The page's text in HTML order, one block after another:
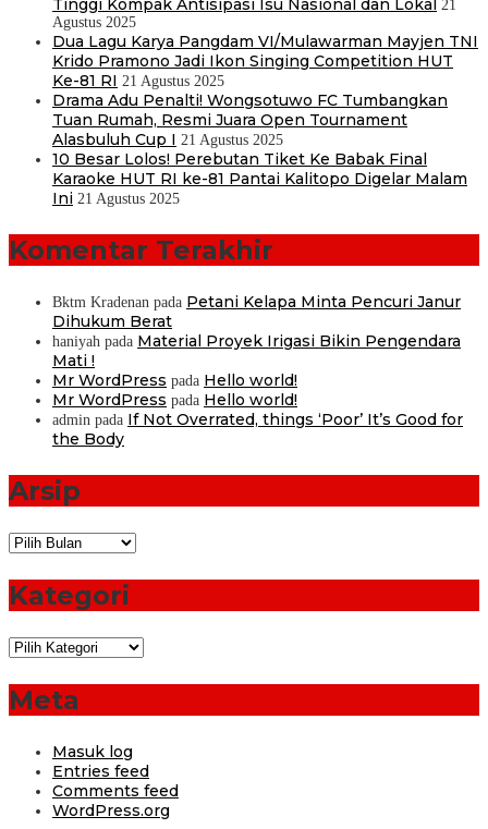
Tinggi Kompak Antisipasi Isu Nasional dan Lokal 21
Agustus 2025
Dua Lagu Karya Pangdam VI/Mulawarman Mayjen TNI
Krido Pramono Jadi Ikon Singing Competition HUT
Ke-81 RI 21 Agustus 2025
Drama Adu Penalti! Wongsotuwo FC Tumbangkan
Tuan Rumah, Resmi Juara Open Tournament
Alasbuluh Cup I 21 Agustus 2025
10 Besar Lolos! Perebutan Tiket Ke Babak Final
Karaoke HUT RI ke-81 Pantai Kalitopo Digelar Malam
Ini 21 Agustus 2025
Komentar Terakhir
Bktm Kradenan pada Petani Kelapa Minta Pencuri Janur
Dihukum Berat
haniyah pada Material Proyek Irigasi Bikin Pengendara
Mati !
Mr WordPress pada Hello world!
Mr WordPress pada Hello world!
admin pada If Not Overrated, things ‘Poor’ It’s Good for
the Body
Arsip
Arsip
Kategori
Kategori
Meta
Masuk log
Entries feed
Comments feed
WordPress.org